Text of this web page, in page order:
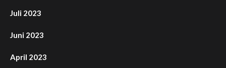
Juli 2023
Juni 2023
April 2023